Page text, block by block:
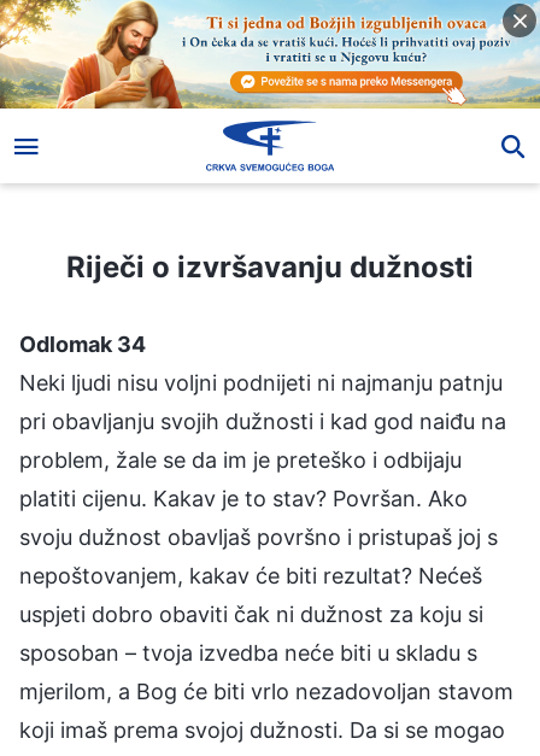
Riječi o izvršavanju dužnosti
Riječi o izvršavanju dužnosti
Odlomak 34
Neki ljudi nisu voljni podnijeti ni najmanju patnju
pri obavljanju svojih dužnosti i kad god naiđu na
problem, žale se da im je preteško i odbijaju
platiti cijenu. Kakav je to stav? Površan. Ako
svoju dužnost obavljaš površno i pristupaš joj s
nepoštovanjem, kakav će biti rezultat? Nećeš
uspjeti dobro obaviti čak ni dužnost za koju si
sposoban – tvoja izvedba neće biti u skladu s
mjerilom, a Bog će biti vrlo nezadovoljan stavom
koji imaš prema svojoj dužnosti. Da si se mogao